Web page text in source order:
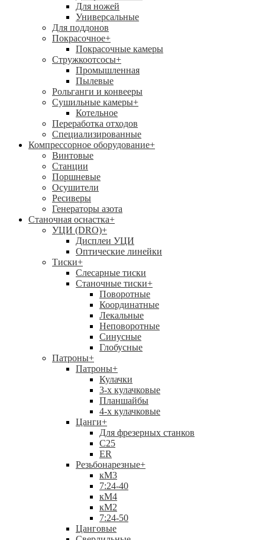
Для ножей
Универсальные
Для поддонов
Покрасочное+
Покрасочные камеры
Стружкоотсосы+
Промышленная
Пылевые
Рольганги и конвееры
Сушильные камеры+
Котельное
Переработка отходов
Специализированные
Компрессорное оборудование+
Винтовые
Станции
Поршневые
Осушители
Ресиверы
Генераторы азота
Станочная оснастка+
УЦИ (DRO)+
Дисплеи УЦИ
Оптические линейки
Тиски+
Слесарные тиски
Станочные тиски+
Поворотные
Координатные
Лекальные
Неповоротные
Синусные
Глобусные
Патроны+
Патроны+
Кулачки
3-х кулачковые
Планшайбы
4-х кулачковые
Цанги+
Для фрезерных станков
С25
ER
Резьбонарезные+
кМ3
7:24-40
кМ4
кМ2
7:24-50
Цанговые